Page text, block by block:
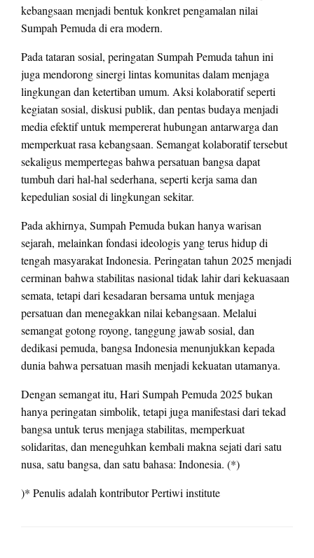
kebangsaan menjadi bentuk konkret pengamalan nilai
Sumpah Pemuda di era modern.
Pada tataran sosial, peringatan Sumpah Pemuda tahun ini
juga mendorong sinergi lintas komunitas dalam menjaga
lingkungan dan ketertiban umum. Aksi kolaboratif seperti
kegiatan sosial, diskusi publik, dan pentas budaya menjadi
media efektif untuk mempererat hubungan antarwarga dan
memperkuat rasa kebangsaan. Semangat kolaboratif tersebut
sekaligus mempertegas bahwa persatuan bangsa dapat
tumbuh dari hal-hal sederhana, seperti kerja sama dan
kepedulian sosial di lingkungan sekitar.
Pada akhirnya, Sumpah Pemuda bukan hanya warisan
sejarah, melainkan fondasi ideologis yang terus hidup di
tengah masyarakat Indonesia. Peringatan tahun 2025 menjadi
cerminan bahwa stabilitas nasional tidak lahir dari kekuasaan
semata, tetapi dari kesadaran bersama untuk menjaga
persatuan dan menegakkan nilai kebangsaan. Melalui
semangat gotong royong, tanggung jawab sosial, dan
dedikasi pemuda, bangsa Indonesia menunjukkan kepada
dunia bahwa persatuan masih menjadi kekuatan utamanya.
Dengan semangat itu, Hari Sumpah Pemuda 2025 bukan
hanya peringatan simbolik, tetapi juga manifestasi dari tekad
bangsa untuk terus menjaga stabilitas, memperkuat
solidaritas, dan meneguhkan kembali makna sejati dari satu
nusa, satu bangsa, dan satu bahasa: Indonesia. (*)
)* Penulis adalah kontributor Pertiwi institute